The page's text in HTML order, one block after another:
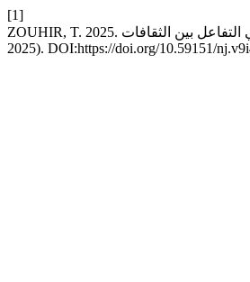
[1]
2025). DOI:https://doi.org/10.59151/